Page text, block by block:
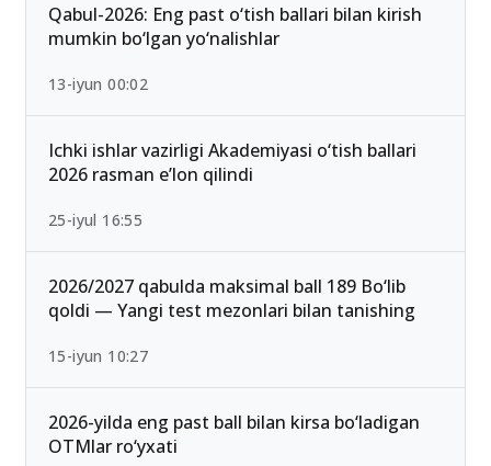
Qabul-2026: Eng past o‘tish ballari bilan kirish
mumkin bo‘lgan yo‘nalishlar
13-iyun 00:02
Ichki ishlar vazirligi Akademiyasi o‘tish ballari
2026 rasman e’lon qilindi
25-iyul 16:55
2026/2027 qabulda maksimal ball 189 Bo‘lib
qoldi — Yangi test mezonlari bilan tanishing
15-iyun 10:27
2026-yilda eng past ball bilan kirsa bo‘ladigan
OTMlar ro‘yxati